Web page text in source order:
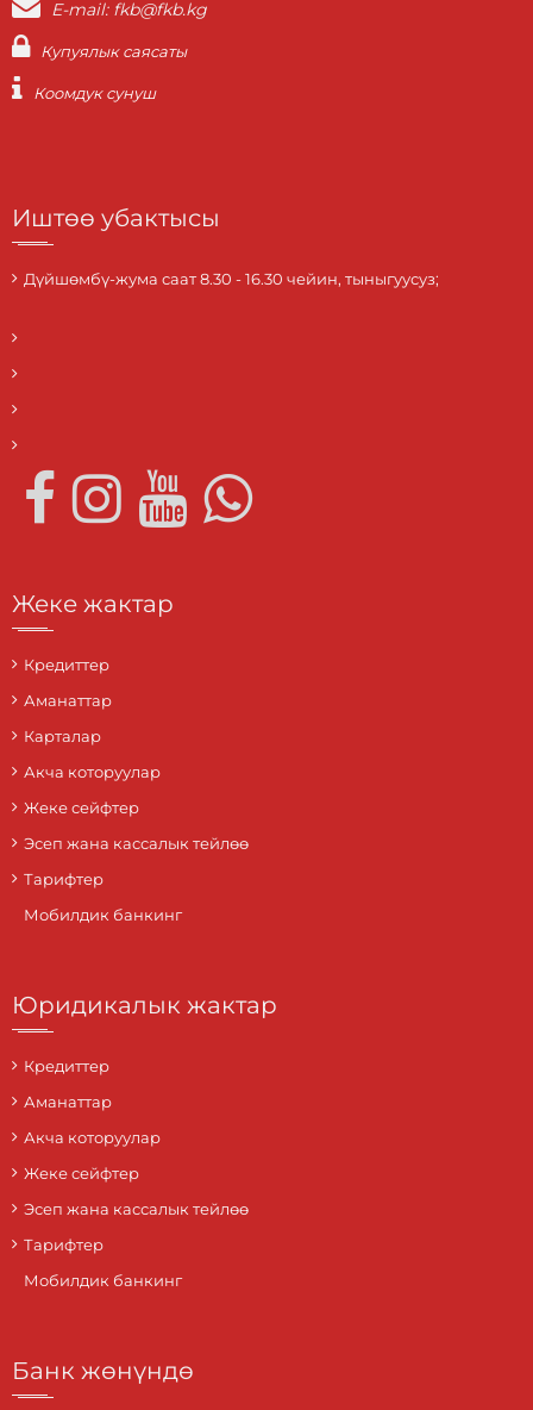
E-mail: fkb@fkb.kg
Купуялык саясаты
Коомдук сунуш
Иштөө убактысы
Дүйшөмбү-жума саат 8.30 - 16.30 чейин, тыныгуусуз;
Жеке жактар
Кредиттер
Аманаттар
Карталар
Акча которуулар
Жеке сейфтер
Эсеп жана кассалык тейлөө
Тарифтер
Мобилдик банкинг
Юридикалык жактар
Кредиттер
Аманаттар
Акча которуулар
Жеке сейфтер
Эсеп жана кассалык тейлөө
Тарифтер
Мобилдик банкинг
Банк жөнүндө